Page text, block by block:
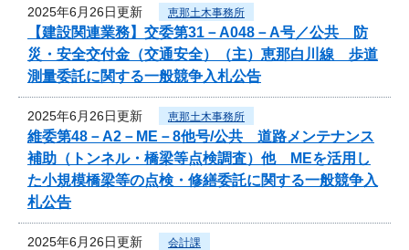
2025年6月26日更新 恵那土木事務所
【建設関連業務】交委第31－A048－A号／公共 防
災・安全交付金（交通安全）（主）恵那白川線 歩道
測量委託に関する一般競争入札公告
2025年6月26日更新 恵那土木事務所
維委第48－A2－ME－8他号/公共 道路メンテナンス
補助（トンネル・橋梁等点検調査）他 MEを活用し
た小規模橋梁等の点検・修繕委託に関する一般競争入
札公告
2025年6月26日更新 会計課